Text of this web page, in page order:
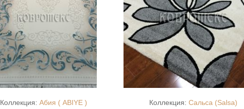
Коллекция: Абия ( ABIYE ) Коллекция: Сальса (Salsa)